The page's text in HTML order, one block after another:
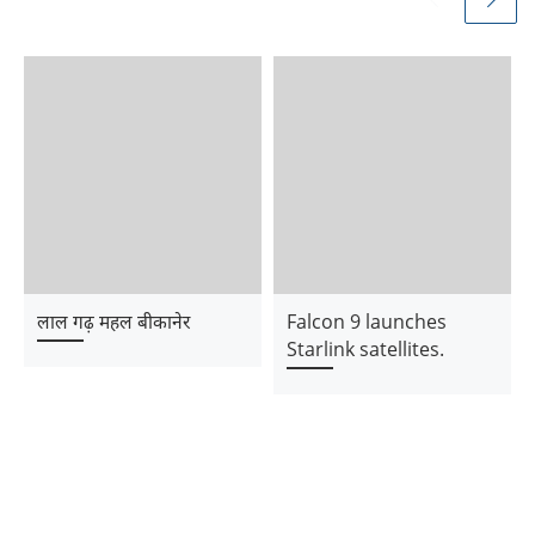
लाल गढ़ महल बीकानेर
Falcon 9 launches
Starlink satellites.